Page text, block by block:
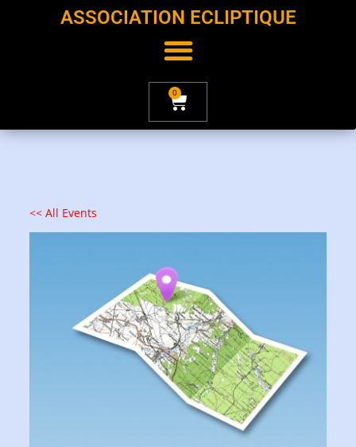
ASSOCIATION ECLIPTIQUE
0
<< All Events